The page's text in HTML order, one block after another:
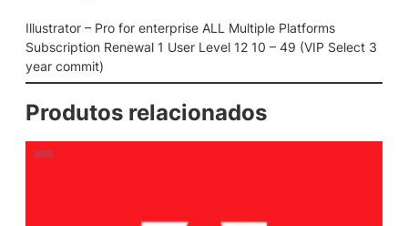
Illustrator – Pro for enterprise ALL Multiple Platforms
Subscription Renewal 1 User Level 12 10 – 49 (VIP Select 3
year commit)
Produtos relacionados